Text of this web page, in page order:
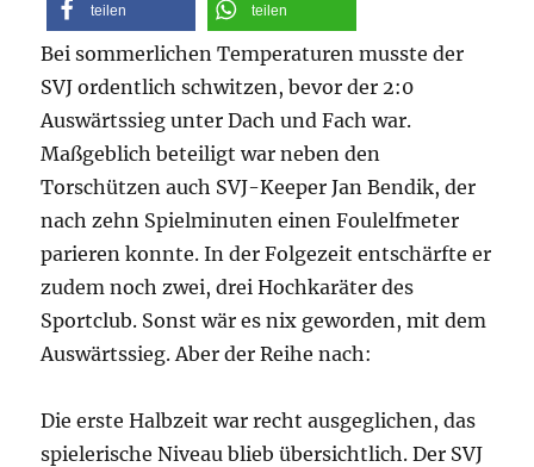
teilen teilen
Bei sommerlichen Temperaturen musste der
SVJ ordentlich schwitzen, bevor der 2:0
Auswärtssieg unter Dach und Fach war.
Maßgeblich beteiligt war neben den
Torschützen auch SVJ-Keeper Jan Bendik, der
nach zehn Spielminuten einen Foulelfmeter
parieren konnte. In der Folgezeit entschärfte er
zudem noch zwei, drei Hochkaräter des
Sportclub. Sonst wär es nix geworden, mit dem
Auswärtssieg. Aber der Reihe nach:
Die erste Halbzeit war recht ausgeglichen, das
spielerische Niveau blieb übersichtlich. Der SVJ